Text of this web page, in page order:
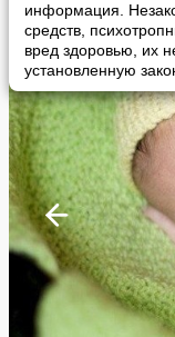
информация.
средств,
вред здоровью, их
установленную